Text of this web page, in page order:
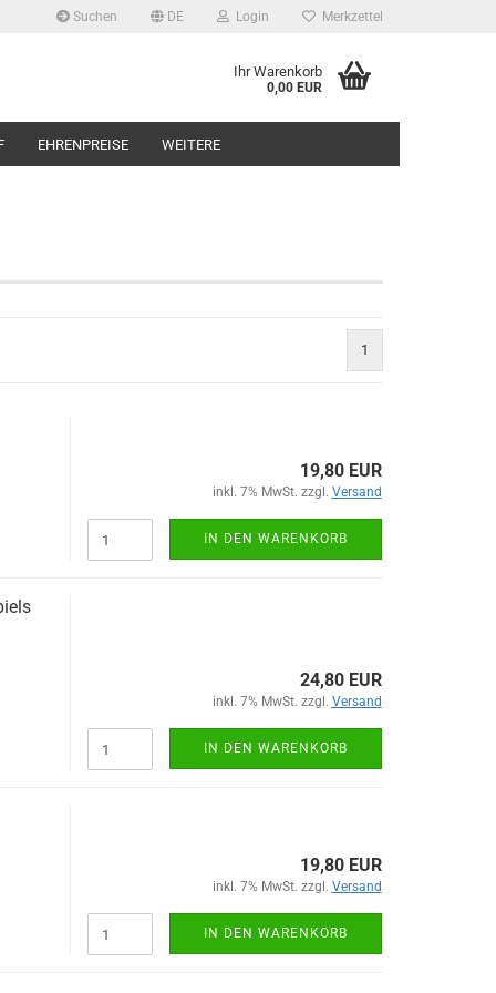
Suchen DE Login Merkzettel
Ihr Warenkorb
0,00 EUR
EHRENPREISE WEITERE
1
19,80 EUR
inkl. 7% MwSt. zzgl. Versand
IN DEN WARENKORB
24,80 EUR
inkl. 7% MwSt. zzgl. Versand
IN DEN WARENKORB
19,80 EUR
inkl. 7% MwSt. zzgl. Versand
IN DEN WARENKORB